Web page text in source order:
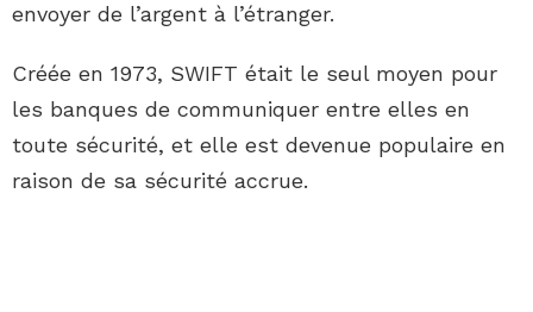
envoyer de l’argent à l’étranger.
Créée en 1973, SWIFT était le seul moyen pour
les banques de communiquer entre elles en
toute sécurité, et elle est devenue populaire en
raison de sa sécurité accrue.